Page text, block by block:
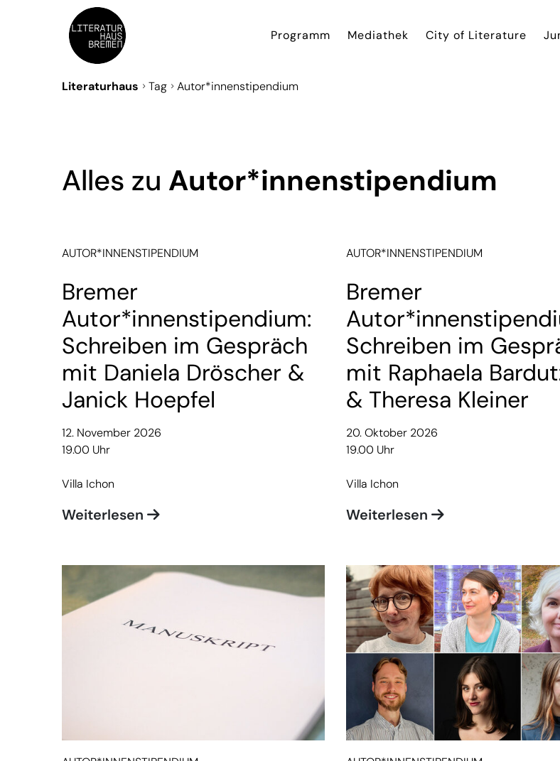
Programm Mediathek City of Literature
Literaturhaus Tag Autor*innenstipendium
Alles zu Autor*innenstipendium
AUTOR*INNENSTIPENDIUM
Bremer
Autor*innenstipendium:
Schreiben im Gespräch
mit Daniela Dröscher &
Janick Hoepfel
12. November 2026
19.00 Uhr
Villa Ichon
Weiterlesen
AUTOR*INNENSTIPENDIUM
Bremer
Schreiben im
mit Raphaela
& Theresa Kleiner
20. Oktober 2026
19.00 Uhr
Villa Ichon
Weiterlesen